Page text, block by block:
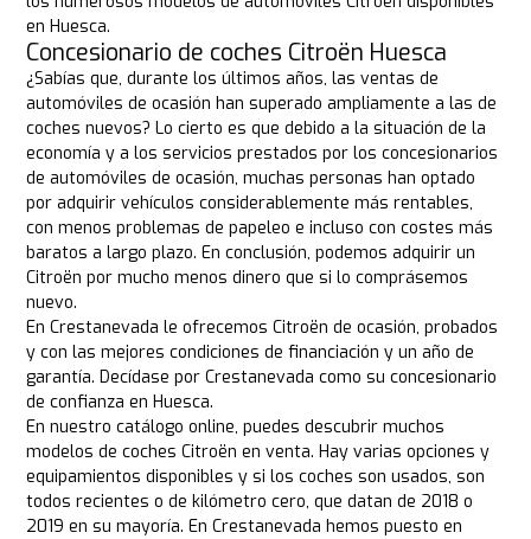
en Huesca.
Concesionario de coches Citroën Huesca
¿Sabías que, durante los últimos años, las ventas de
automóviles de ocasión han superado ampliamente a las de
coches nuevos? Lo cierto es que debido a la situación de la
economía y a los servicios prestados por los concesionarios
de automóviles de ocasión, muchas personas han optado
por adquirir vehículos considerablemente más rentables,
con menos problemas de papeleo e incluso con costes más
baratos a largo plazo. En conclusión, podemos adquirir un
Citroën por mucho menos dinero que si lo comprásemos
nuevo.
En Crestanevada le ofrecemos Citroën de ocasión, probados
y con las mejores condiciones de financiación y un año de
garantía. Decídase por Crestanevada como su concesionario
de confianza en Huesca.
En nuestro catálogo online, puedes descubrir muchos
modelos de coches Citroën en venta. Hay varias opciones y
equipamientos disponibles y si los coches son usados, son
todos recientes o de kilómetro cero, que datan de 2018 o
2019 en su mayoría. En Crestanevada hemos puesto en